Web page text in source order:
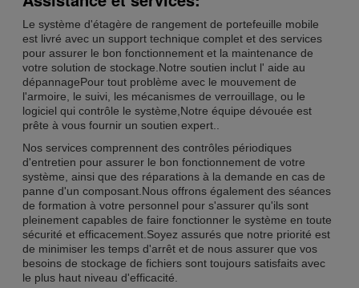
Le système d'étagère de rangement de portefeuille mobile
est livré avec un support technique complet et des services
pour assurer le bon fonctionnement et la maintenance de
votre solution de stockage.Notre soutien inclut l' aide au
dépannagePour tout problème avec le mouvement de
l'armoire, le suivi, les mécanismes de verrouillage, ou le
logiciel qui contrôle le système,Notre équipe dévouée est
prête à vous fournir un soutien expert..
Nos services comprennent des contrôles périodiques
d'entretien pour assurer le bon fonctionnement de votre
système, ainsi que des réparations à la demande en cas de
panne d'un composant.Nous offrons également des séances
de formation à votre personnel pour s'assurer qu'ils sont
pleinement capables de faire fonctionner le système en toute
sécurité et efficacement.Soyez assurés que notre priorité est
de minimiser les temps d'arrêt et de nous assurer que vos
besoins de stockage de fichiers sont toujours satisfaits avec
le plus haut niveau d'efficacité.